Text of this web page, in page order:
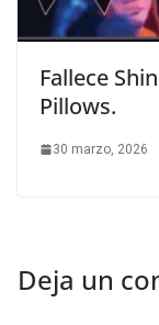
Fallece
Pillows.
30 marzo, 2026
Deja un